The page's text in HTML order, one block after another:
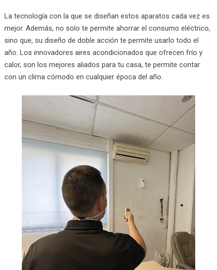
La tecnología con la que se diseñan estos aparatos cada vez es
mejor. Además, no solo te permite ahorrar el consumo eléctrico,
sino que, su diseño de doble acción te permite usarlo todo el
año. Los innovadores aires acondicionados que ofrecen frío y
calor, son los mejores aliados para tu casa, te permite contar
con un clima cómodo en cualquier época del año.